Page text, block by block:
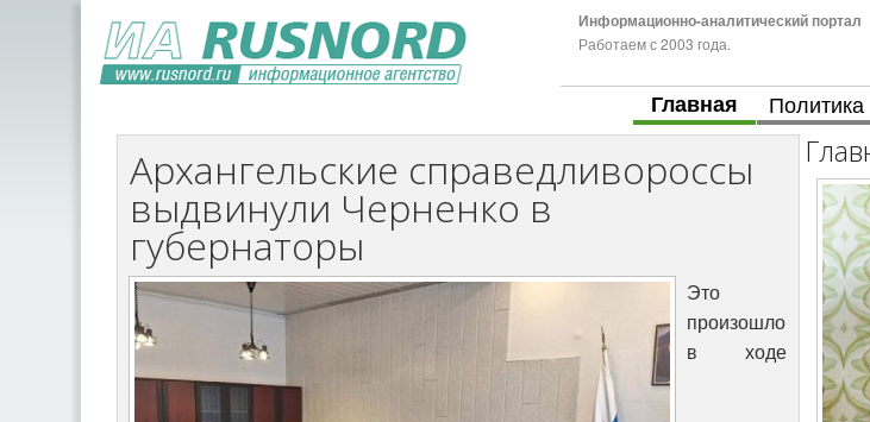
Информационно-аналитический портал
Работаем с 2003 года.
Главная Политика
Архангельские справедливороссы
выдвинули Черненко в
губернаторы
Это
произошло
в ходе